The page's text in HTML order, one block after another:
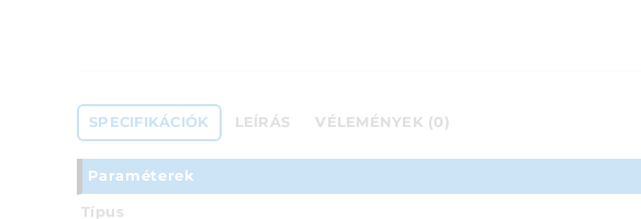
SPECIFIKÁCIÓK LEÍRÁS VÉLEMÉNYEK (0)
Paraméterek
Típus